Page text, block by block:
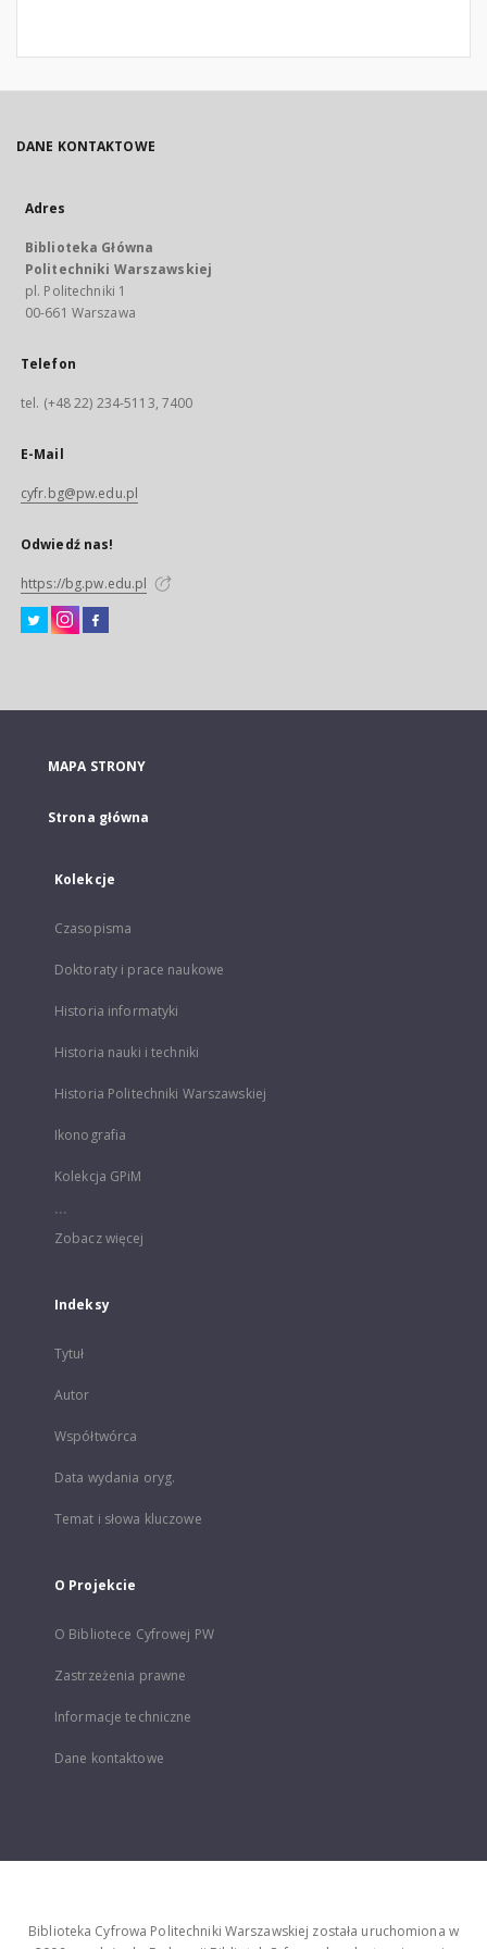
DANE KONTAKTOWE
Adres
Biblioteka Główna
Politechniki Warszawskiej
pl. Politechniki 1
00-661 Warszawa
Telefon
tel. (+48 22) 234-5113, 7400
E-Mail
cyfr.bg@pw.edu.pl
Odwiedź nas!
https://bg.pw.edu.pl
MAPA STRONY
Strona główna
Kolekcje
Czasopisma
Doktoraty i prace naukowe
Historia informatyki
Historia nauki i techniki
Historia Politechniki Warszawskiej
Ikonografia
Kolekcja GPiM
...
Zobacz więcej
Indeksy
Tytuł
Autor
Współtwórca
Data wydania oryg.
Temat i słowa kluczowe
O Projekcie
O Bibliotece Cyfrowej PW
Zastrzeżenia prawne
Informacje techniczne
Dane kontaktowe
Biblioteka Cyfrowa Politechniki Warszawskiej została uruchomiona w